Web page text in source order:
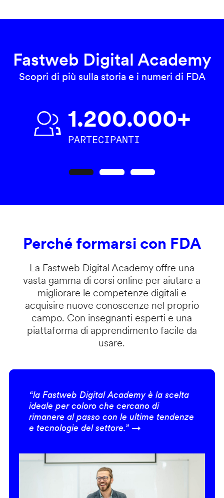
Fastweb Digital Academy
Scopri di più sulla storia e i numeri di FDA
1.200.000+
PARTECIPANTI
Perché formarsi con FDA
La Fastweb Digital Academy offre una
vasta gamma di corsi online per aiutare a
migliorare le competenze digitali e
acquisire nuove conoscenze nel proprio
campo. Con insegnanti esperti e una
piattaforma di apprendimento facile da
usare.
“la Fastweb Digital Academy è la scelta
ideale per coloro che cercano di
rimanere al passo con le ultime tendenze
e tecnologie del settore.” →